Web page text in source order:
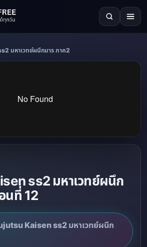
มหาเวทย์ผนึกมาร ภาค2
ss2 มหาเวทย์ผนึก
นที่ 12
Kaisen ss2 มหาเวทย์ผนึก